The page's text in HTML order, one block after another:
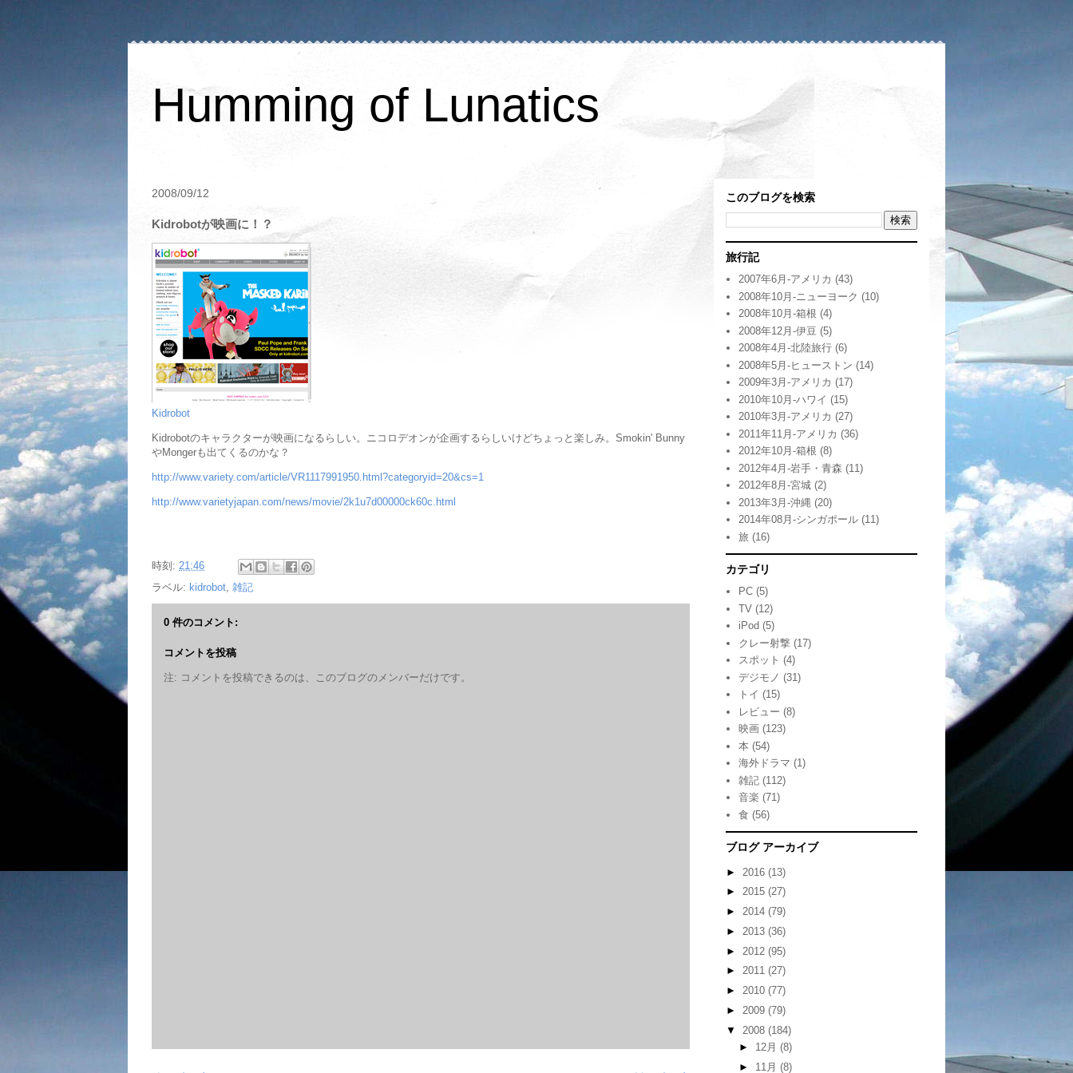
Humming of Lunatics
2008/09/12
Kidrobotが映画に！？
Kidrobot
Kidrobotのキャラクターが映画になるらしい。ニコロデオンが企画するらしいけどちょっと楽しみ。Smokin' Bunny
やMongerも出てくるのかな？
http://www.variety.com/article/VR1117991950.html?categoryid=20&cs=1
http://www.varietyjapan.com/news/movie/2k1u7d00000ck60c.html
時刻: 21:46
ラベル: kidrobot, 雑記
0 件のコメント:
コメントを投稿
注: コメントを投稿できるのは、このブログのメンバーだけです。
このブログを検索
旅行記
2007年6月-アメリカ (43)
2008年10月-ニューヨーク (10)
2008年10月-箱根 (4)
2008年12月-伊豆 (5)
2008年4月-北陸旅行 (6)
2008年5月-ヒューストン (14)
2009年3月-アメリカ (17)
2010年10月-ハワイ (15)
2010年3月-アメリカ (27)
2011年11月-アメリカ (36)
2012年10月-箱根 (8)
2012年4月-岩手・青森 (11)
2012年8月-宮城 (2)
2013年3月-沖縄 (20)
2014年08月-シンガポール (11)
旅 (16)
カテゴリ
PC (5)
TV (12)
iPod (5)
クレー射撃 (17)
スポット (4)
デジモノ (31)
トイ (15)
レビュー (8)
映画 (123)
本 (54)
海外ドラマ (1)
雑記 (112)
音楽 (71)
食 (56)
ブログ アーカイブ
► 2016 (13)
► 2015 (27)
► 2014 (79)
► 2013 (36)
► 2012 (95)
► 2011 (27)
► 2010 (77)
► 2009 (79)
▼ 2008 (184)
► 12月 (8)
► 11月 (8)